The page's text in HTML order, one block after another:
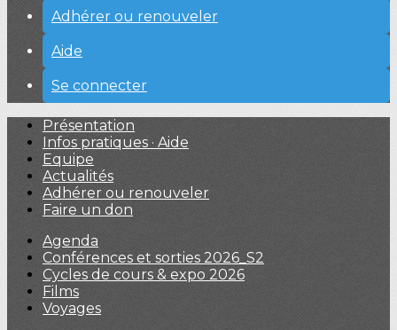
Adhérer ou renouveler
Aide
Se connecter
Présentation
Infos pratiques · Aide
Equipe
Actualités
Adhérer ou renouveler
Faire un don
Agenda
Conférences et sorties 2026_S2
Cycles de cours & expo 2026
Films
Voyages